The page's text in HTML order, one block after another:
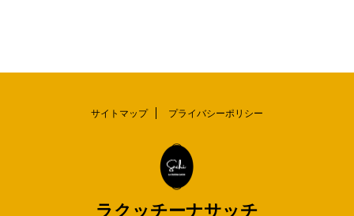
サイトマップ プライバシーポリシー
ラクッチーナサッチ